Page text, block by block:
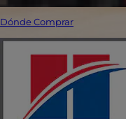
Dónde Comprar